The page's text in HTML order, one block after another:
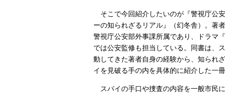
そこで今回紹介したいのが『警視庁公
ーの知られざるリアル』（幻冬舎）。著
警視庁公安部外事課所属であり、ドラマ
では公安監修も担当している。同書は、
動してきた著者自身の経験から、知られ
イを見破る手の内を具体的に紹介した一冊
スパイの手口や捜査の内容を一般市民